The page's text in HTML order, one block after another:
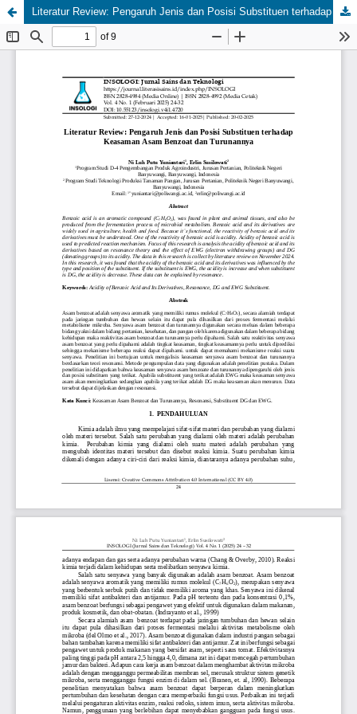
Literatur Review: Pengaruh Jenis dan Posisi Substituen terhadap Keasaman Asam Benzoat dan Turunannya